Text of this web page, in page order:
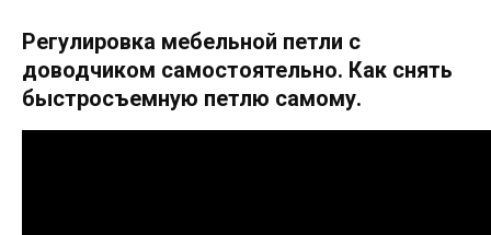
Регулировка мебельной петли с
доводчиком самостоятельно. Как снять
быстросъемную петлю самому.